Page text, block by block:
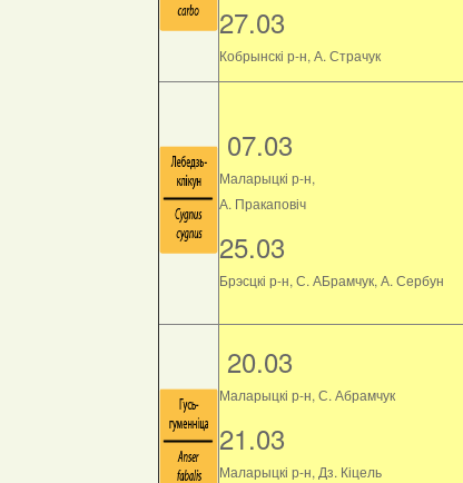
27.03
Кобрынскі р-н, А. Страчук
07.03
Маларыцкі р-н,
А. Пракаповіч
25.03
Брэсцкі р-н, С. АБрамчук, А. Сербун
20.03
Маларыцкі р-н, С. Абрамчук
21.03
Маларыцкі р-н, Дз. Кіцель